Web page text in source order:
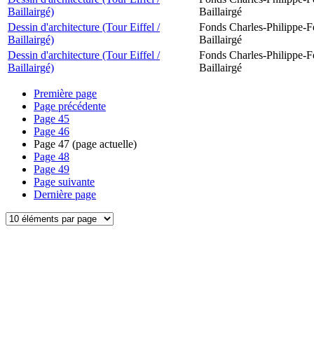
Baillairgé)
Baillairgé
Dessin d'architecture (Tour Eiffel /
Baillairgé)
Fonds Charles-Philippe-
Baillairgé
Dessin d'architecture (Tour Eiffel /
Baillairgé)
Fonds Charles-Philippe-
Baillairgé
Première page
Page précédente
Page 45
Page 46
Page 47 (page actuelle)
Page 48
Page 49
Page suivante
Dernière page